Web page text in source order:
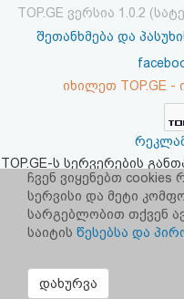
სალიცენზიო
პასუხისმგებლობის
უარყოფა
TOP.GE ვერსია 1.0.2
შეთანხმება და
იხილეთ TOP.GE -
TOP.GE-ს სერვერების
ჩვენ ვიყენებთ
სერვისი და მეტი
სარგებლობით თქვენ
საიტის წესებსა და
დახურვა